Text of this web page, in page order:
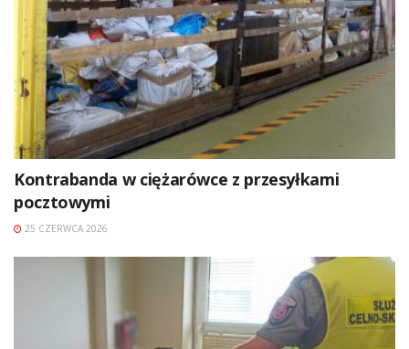
Kontrabanda w ciężarówce z przesyłkami
pocztowymi
25 CZERWCA 2026